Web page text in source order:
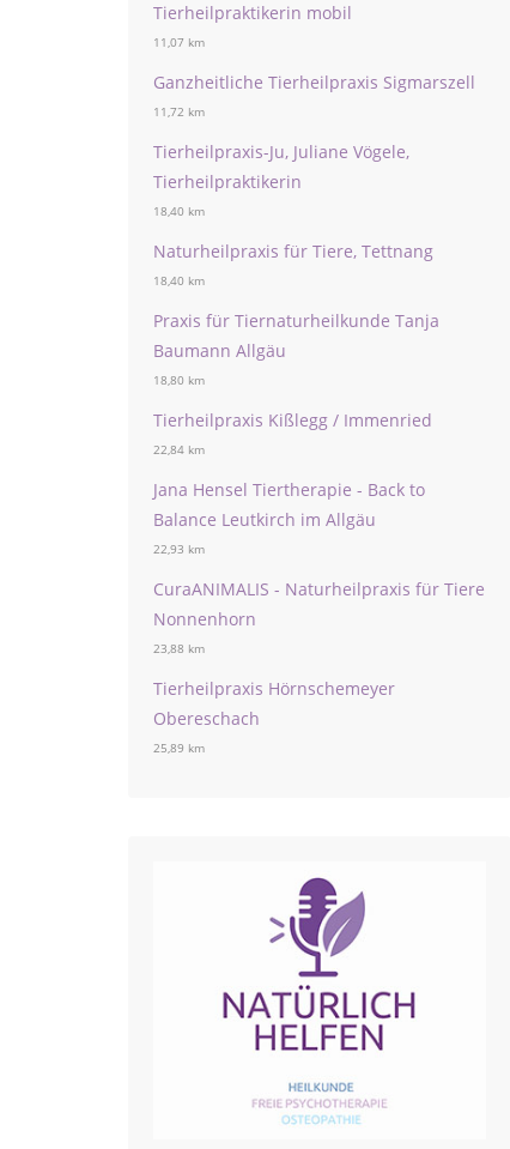
Tierheilpraktikerin mobil
11,07 km
Ganzheitliche Tierheilpraxis Sigmarszell
11,72 km
Tierheilpraxis-Ju, Juliane Vögele,
Tierheilpraktikerin
18,40 km
Naturheilpraxis für Tiere, Tettnang
18,40 km
Praxis für Tiernaturheilkunde Tanja
Baumann Allgäu
18,80 km
Tierheilpraxis Kißlegg / Immenried
22,84 km
Jana Hensel Tiertherapie - Back to
Balance Leutkirch im Allgäu
22,93 km
CuraANIMALIS - Naturheilpraxis für Tiere
Nonnenhorn
23,88 km
Tierheilpraxis Hörnschemeyer
Obereschach
25,89 km